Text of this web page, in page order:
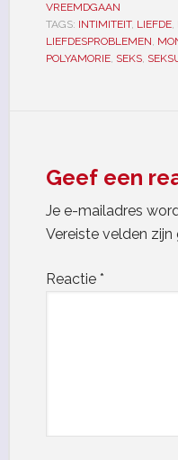
VREEMDGAAN
TAGS: INTIMITEIT, LIEFDE,
LIEFDESPROBLEMEN,
POLYAMORIE, SEKS,
Geef een
Je e-mailadres
Vereiste velden
Reactie *